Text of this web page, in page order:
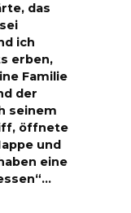
das
ich
erben,
Familie
der
seinem
öffnete
und
eine